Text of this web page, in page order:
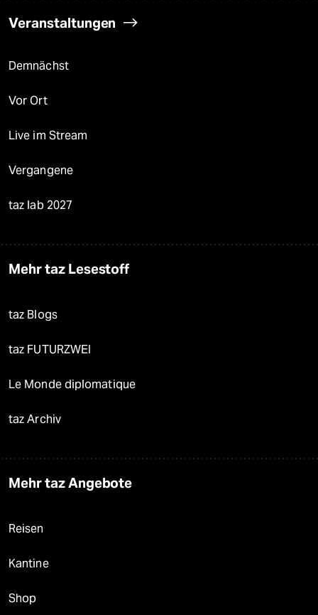
Veranstaltungen
Demnächst
Vor Ort
Live im Stream
Vergangene
taz lab 2027
Mehr taz Lesestoff
taz Blogs
taz FUTURZWEI
Le Monde diplomatique
taz Archiv
Mehr taz Angebote
Reisen
Kantine
Shop